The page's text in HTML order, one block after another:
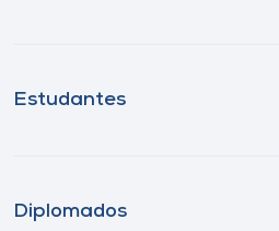
Estudantes
Diplomados